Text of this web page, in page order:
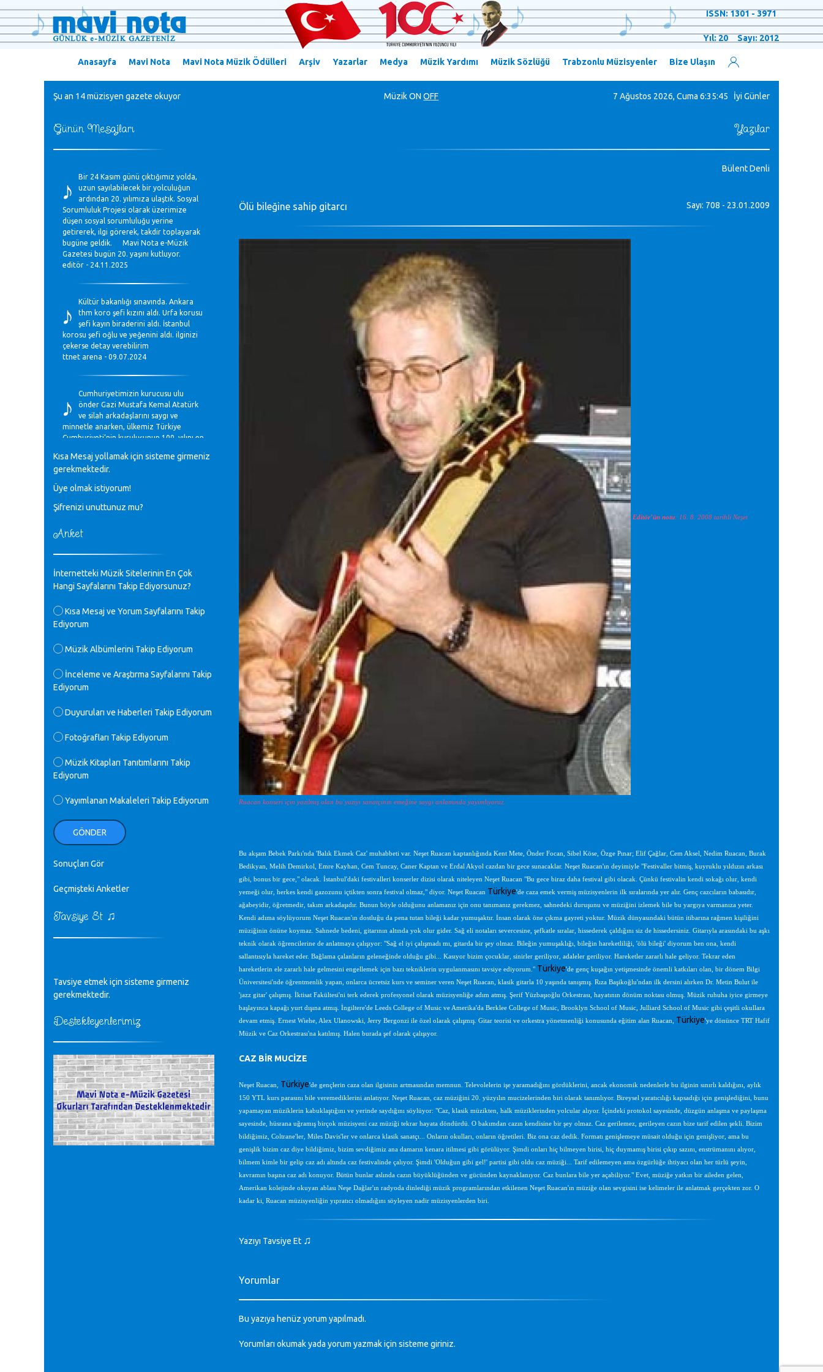
ISSN: 1301 - 3971
Yıl: 20 Sayı: 2012
Anasayfa Mavi Nota Mavi Nota Müzik Ödülleri Arşiv Yazarlar Medya Müzik Yardımı Müzik Sözlüğü Trabzonlu Müzisyenler Bize Ulaşın
Şu an 14 müzisyen gazete okuyor MüzikON OFF 7 Ağustos 2026, Cuma 6:35:46 İyi Günler
Günün Mesajları
♪
Bir 24 Kasım günü çıktığımız yolda,
uzun sayılabilecek bir yolculuğun
ardından 20. yılımıza ulaştık. Sosyal
Sorumluluk Projesi olarak üzerimize
düşen sosyal sorumluluğu yerine
getirerek, ilgi görerek, takdir toplayarak
bugüne geldik. Mavi Nota e-Müzik
Gazetesi bugün 20. yaşını kutluyor.
editör - 24.11.2025
♪
Kültür bakanlığı sınavında. Ankara
thm koro şefi kızını aldı. Urfa korusu
şefi kayın biraderini aldı. İstanbul
korosu şefi oğlu ve yeğenini aldı. ilginizi
çekerse detay verebilirim
ttnet arena - 09.07.2024
♪
Cumhuriyetimizin kurucusu ulu
önder Gazi Mustafa Kemal Atatürk
ve silah arkadaşlarını saygı ve
minnetle anarken, ülkemiz Türkiye
Cumhuriyeti’nin kuruluşunun 100. yılını en
Mavi Nota - 28.10.2023
♪
Müzik Bölümlerinin Eğitim
Gülşah Sargın Kaptaş - 28.10.2023
♪
Mavi Nota - 07.02.2023
♪
30 yıl sonra karşılaşmak çok güzel
Kurtuluş, teveccüh etmişsin çok
verirsen sevinirim, selamlar, sevgiler.
♪
yıllarımda özel radyo yayıncılığı
ödülüne layık görülmüştüm evde yıllar
arayayım dediğimde ikinci büyük şoku
yaşadım 1994 de verdiği ödülü değerli
hocam arşivinde fotoğraf larımız ile
emek emeği geçen herkese en derin
ellerinden benim için öpün.
Kurtuluş Çelebi - 07.01.2023
♪
Mavi Nota - 24.11.2022
♪
Biliyorum Cüneyt bey, yazımda da
♪
sayın müfit bey bilgilerinizi kontrol
edi 6440 sayılı cso kurulrş kanununda
Kısa Mesaj yollamak için sisteme girmeniz
gerekmektedir.
Üye olmak istiyorum!
Şifrenizi unuttunuz mu?
Anket
İnternetteki Müzik Sitelerinin En Çok
Hangi Sayfalarını Takip Ediyorsunuz?
Kısa Mesaj ve Yorum Sayfalarını Takip
Ediyorum
Müzik Albümlerini Takip Ediyorum
İnceleme ve Araştırma Sayfalarını Takip
Ediyorum
Duyuruları ve Haberleri Takip Ediyorum
Fotoğrafları Takip Ediyorum
Müzik Kitapları Tanıtımlarını Takip
Ediyorum
Yayımlanan Makaleleri Takip Ediyorum
GÖNDER
Sonuçları Gör
Geçmişteki Anketler
Tavsiye Et ♫
Tavsiye etmek için sisteme girmeniz
gerekmektedir.
Destekleyenlerimiz
Yazılar
Bülent Denli
Ölü bileğine sahip gitarcı Sayı: 708 - 23.01.2009
Editör’ün notu: 16. 8. 2008 tarihli Neşet
Ruacan konseri için yazılmış olan bu yazıyı sanatçının emeğine saygı anlamında yayımlıyoruz.
Bu akşam Bebek Parkı'nda 'Balık Ekmek Caz' muhabbeti var. Neşet Ruacan kaptanlığında Kent Mete, Önder Focan, Sibel Köse, Özge Pınar; Elif Çağlar, Cem Aksel, Nedim Ruacan, Burak
Bedikyan, Melih Demirkol, Emre Kayhan, Cem Tuncay, Caner Kaptan ve Erdal Akyol cazdan bir gece sunacaklar. Neşet Ruacan'ın deyimiyle "Festivaller bitmiş, kuyruklu yıldızın arkası
gibi, bonus bir gece," olacak. İstanbul'daki festivalleri konserler dizisi olarak niteleyen Neşet Ruacan "Bu gece biraz daha festival gibi olacak. Çünkü festivalin kendi sokağı olur, kendi
yemeği olur, herkes kendi gazozunu içtikten sonra festival olmaz," diyor. Neşet Ruacan Türkiye'de caza emek vermiş müzisyenlerin ilk sıralarında yer alır. Genç cazcıların babasıdır,
ağabeyidir, öğretmedir, takım arkadaşıdır. Bunun böyle olduğunu anlamanız için onu tanımanız gerekmez, sahnedeki duruşunu ve müziğini izlemek bile bu yargıya varmanıza yeter.
Kendi adıma söylüyorum Neşet Ruacan'ın dostluğu da pena tutan bileği kadar yumuşaktır. İnsan olarak öne çıkma gayreti yoktur. Müzik dünyasındaki bütün itibarına rağmen kişiliğini
müziğinin önüne koymaz. Sahnede bedeni, gitarının altında yok olur gider. Sağ eli notaları severcesine, şefkatle sıralar, hissederek çaldığını siz de hissedersiniz. Gitarıyla arasındaki bu aşkı
teknik olarak öğrencilerine de anlatmaya çalışıyor: "Sağ el iyi çalışmadı mı, gitarda bir şey olmaz. Bileğin yumuşaklığı, bileğin hareketliliği, 'ölü bileği' diyorum ben ona, kendi
sallantısıyla hareket eder. Bağlama çalanların geleneğinde olduğu gibi... Kasıyor bizim çocuklar, sinirler geriliyor, adaleler geriliyor. Hareketler zararlı hale geliyor. Tekrar eden
hareketlerin ele zararlı hale gelmesini engellemek için bazı tekniklerin uygulanmasını tavsiye ediyorum." Türkiye'de genç kuşağın yetişmesinde önemli katkıları olan, bir dönem Bilgi
Üniversitesi'nde öğrentmenlik yapan, onlarca ücretsiz kurs ve seminer veren Neşet Ruacan, klasik gitarla 10 yaşında tanışmış. Rıza Başikoğlu'ndan ilk dersini alırken Dr. Metin Bulut ile
'jazz gitar' çalışmış. İktisat Fakültesi'ni terk ederek profesyonel olarak müzisyenliğe adım atmış. Şerif Yüzbaşıoğlu Orkestrası, hayatının dönüm noktası olmuş. Müzik ruhuha iyice girmeye
başlayınca kapağı yurt dışına atmış. İngiltere'de Leeds College of Music ve Amerika'da Berklee College of Music, Brooklyn School of Music, Julliard School of Music gibi çeşitli okullara
devam etmiş. Ernest Wiehe, Alex Ulanowski, Jerry Bergonzi ile özel olarak çalışmış. Gitar teorisi ve orkestra yönetmenliği konusunda eğitim alan Ruacan,
Türkiye'ye dönünce TRT Hafif
Müzik ve Caz Orkestrası'na katılmış. Halen burada şef olarak çalışıyor.
CAZ BİR MUCİZE
Neşet Ruacan, Türkiye'de gençlerin caza olan ilgisinin artmasından memnun. Televolelerin işe yaramadığını gördüklerini, ancak ekonomik nedenlerle bu ilginin sınırlı kaldığını, aylık
150 YTL kurs parasını bile veremediklerini anlatıyor. Neşet Ruacan, caz müziğini 20. yüzyılın mucizelerinden biri olarak tanımlıyor. Bireysel yaratıcılığı kapsadığı için genişlediğini, bunu
yapamayan müziklerin kabuklaştığını ve yerinde saydığını söylüyor: "Caz, klasik müzikten, halk müziklerinden yolcular alıyor. İçindeki protokol sayesinde, düzgün anlaşma ve paylaşma
sayesinde, hüsrana uğramış birçok müzisyeni caz müziği tekrar hayata döndürdü. O bakımdan cazın kendisine bir şey olmaz. Caz gerilemez, gerileyen cazın bize tarif edilen şekli. Bizim
bildiğimiz, Coltrane'ler, Miles Davis'ler ve onlarca klasik sanatçı... Onların okulları, onların öğretileri. Biz ona caz dedik. Formatı genişlemeye müsait olduğu için genişliyor, ama bu
genişlik bizim caz diye bildiğimiz, bizim sevdiğimiz ana damarın kenara itilmesi gibi görülüyor. Şimdi onları hiç bilmeyen birisi, hiç duymamış birisi çıkıp sazını, enstrümanını alıyor,
bilmem kimle bir gelip caz adı altında caz festivalinde çalıyor. Şimdi 'Olduğun gibi gel!' partisi gibi oldu caz müziği... Tarif edilemeyen ama özgürlüğe ihtiyacı olan her türlü şeyin,
kavramın başına caz adı konuyor. Bütün bunlar aslında cazın büyüklüğünden ve gücünden kaynaklanıyor. Caz bunlara bile yer açabiliyor." Evet, müziğe yatkın bir aileden gelen,
Amerikan kolejinde okuyan ablası Neşe Dağlar'ın radyoda dinlediği müzik programlarından etkilenen Neşet Ruacan'ın müziğe olan sevgisini ise kelimeler ile anlatmak gerçekten zor. O
kadar ki, Ruacan müzisyenliğin yıpratıcı olmadığını söyleyen nadir müzisyenlerden biri.
Yazıyı Tavsiye Et ♫
Yorumlar
Bu yazıya henüz yorum yapılmadı.
Yorumları okumak yada yorum yazmak için sisteme giriniz.